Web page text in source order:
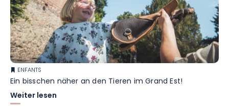
ENFANTS
Ein bisschen näher an den Tieren im Grand Est!
Weiter lesen